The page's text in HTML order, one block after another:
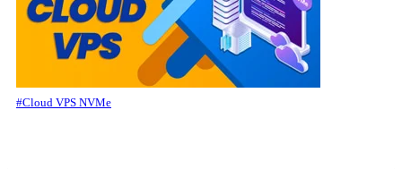
#Cloud VPS NVMe